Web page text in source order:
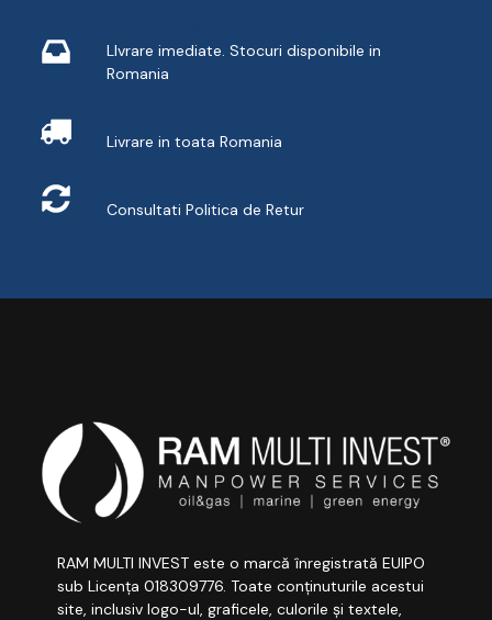
LIvrare imediate. Stocuri disponibile in
Romania
Livrare in toata Romania
Consultati Politica de Retur
RAM MULTI INVEST este o marcă înregistrată EUIPO
sub Licența 018309776. Toate conținuturile acestui
site, inclusiv logo-ul, graficele, culorile și textele,